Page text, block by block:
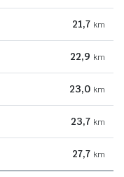
21,7 km
22,9 km
23,0 km
23,7 km
27,7 km